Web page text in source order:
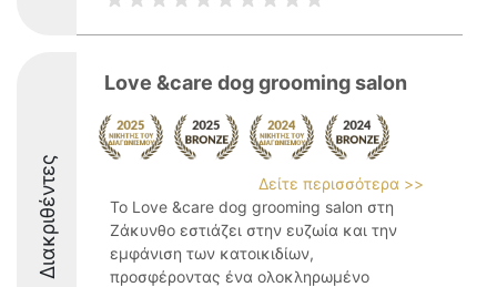
Διακριθέντες
Love &care dog grooming salon
Δείτε περισσότερα >>
Το Love &care dog grooming salon στη
Ζάκυνθο εστιάζει στην ευζωία και την
εμφάνιση των κατοικιδίων,
προσφέροντας ένα ολοκληρωμένο